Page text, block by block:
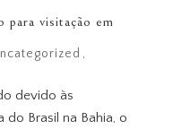
para visitação em
devido às
do Brasil na Bahia, o